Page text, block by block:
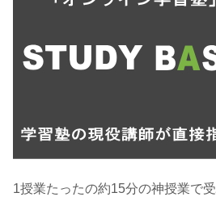
1授業たったの約15分の神授業で